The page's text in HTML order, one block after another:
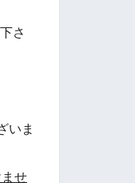
さ
いま
せ